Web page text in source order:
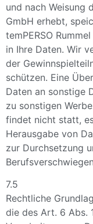
und nach Weisung
GmbH erhebt,
temPERSO
in Ihre Daten. Wir
der
schützen. Eine
Daten an sonstige
zu sonstigen
findet nicht statt,
Herausgabe von
zur Durchsetzung
7.5
Rechtliche
die des Art. 6 Abs.